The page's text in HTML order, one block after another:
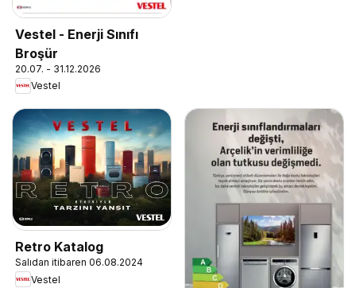
Vestel - Enerji Sınıfı
Broşür
20.07. - 31.12.2026
Vestel
Retro Katalog
Salıdan itibaren 06.08.2024
Vestel